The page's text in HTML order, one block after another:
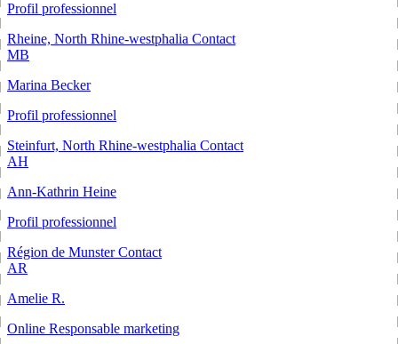
Profil professionnel
Rheine, North Rhine-westphalia Contact
MB
Marina Becker
Profil professionnel
Steinfurt, North Rhine-westphalia Contact
AH
Ann-Kathrin Heine
Profil professionnel
Région de MunsterContact
AR
Amelie R.
Online Responsable marketing